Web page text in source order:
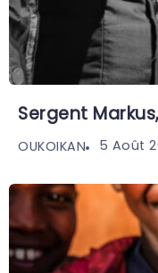
Sergent
OUKOIKAN 5 Août